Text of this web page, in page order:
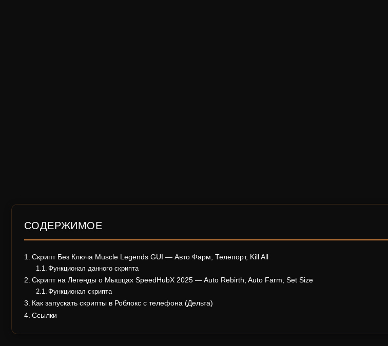
СОДЕРЖИМОЕ
Скрипт Без Ключа Muscle Legends GUI — Авто Фарм, Телепорт, Kill All
Функционал данного скрипта
Скрипт на Легенды о Мышцах SpeedHubX 2025 — Auto Rebirth, Auto Farm, Set Size
Функционал скрипта
Как запускать скрипты в Роблокс с телефона (Дельта)
Ссылки